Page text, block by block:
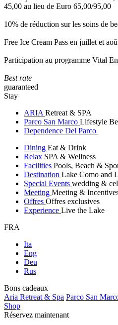
45,00 au lieu de Euro 65,00/95,00
10% de réduction sur les soins de
Free Ice Cream Pass en juillet et
Participation au programme Vital
Best rate
guaranteed
Stay
ARIA Retreat & SPA
Parco San Marco Lifestyle
Dependence Del Parco
Dining Eat & Drink
Relax SPA & Wellness
Facilities Pools, Beach &
Destination Lake Como and
Special Events wedding &
Meeting Meeting &
Offres Offres exclusives
Experience Live the Lake
FRA
Ita
Eng
Deu
Rus
Bons cadeaux
Aria Retreat & Spa Parco San
Shop
Réservez maintenant